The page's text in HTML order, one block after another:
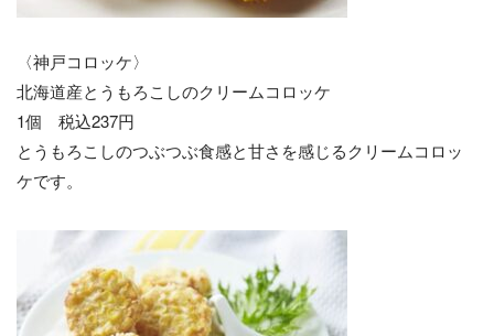
〈神戸コロッケ〉
北海道産とうもろこしのクリームコロッケ
1個 税込237円
とうもろこしのつぶつぶ食感と甘さを感じるクリームコロッ
ケです。